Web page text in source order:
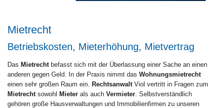
Mietrecht
Betriebskosten, Mieterhöhung, Mietvertrag
Das Mietrecht befasst sich mit der Überlassung einer Sache an einen
anderen gegen Geld. In der Praxis nimmt das Wohnungsmietrecht
einen sehr großen Raum ein. Rechtsanwalt Viol vertritt in Fragen zum
Mietrecht sowohl Mieter als auch Vermieter . Selbstverständlich
gehören große Hausverwaltungen und Immobilienfirmen zu unseren